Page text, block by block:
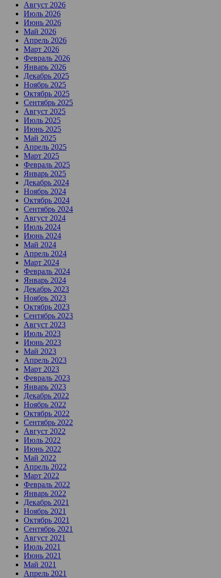
Август 2026
Июль 2026
Июнь 2026
Май 2026
Апрель 2026
Март 2026
Февраль 2026
Январь 2026
Декабрь 2025
Ноябрь 2025
Октябрь 2025
Сентябрь 2025
Август 2025
Июль 2025
Июнь 2025
Май 2025
Апрель 2025
Март 2025
Февраль 2025
Январь 2025
Декабрь 2024
Ноябрь 2024
Октябрь 2024
Сентябрь 2024
Август 2024
Июль 2024
Июнь 2024
Май 2024
Апрель 2024
Март 2024
Февраль 2024
Январь 2024
Декабрь 2023
Ноябрь 2023
Октябрь 2023
Сентябрь 2023
Август 2023
Июль 2023
Июнь 2023
Май 2023
Апрель 2023
Март 2023
Февраль 2023
Январь 2023
Декабрь 2022
Ноябрь 2022
Октябрь 2022
Сентябрь 2022
Август 2022
Июль 2022
Июнь 2022
Май 2022
Апрель 2022
Март 2022
Февраль 2022
Январь 2022
Декабрь 2021
Ноябрь 2021
Октябрь 2021
Сентябрь 2021
Август 2021
Июль 2021
Июнь 2021
Май 2021
Апрель 2021